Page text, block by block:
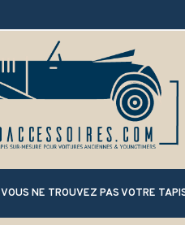
VOUS NE TROUVEZ PAS VOTRE